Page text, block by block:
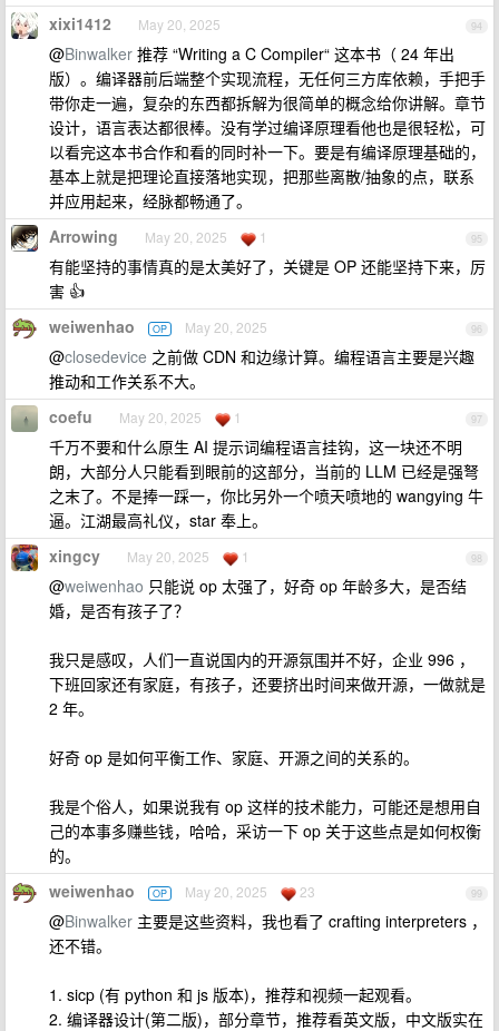
94
xixi1412 May 20, 2025
@Binwalker 推荐 “Writing a C Compiler“ 这本书（ 24 年出
版）。编译器前后端整个实现流程，无任何三方库依赖，手把手
带你走一遍，复杂的东西都拆解为很简单的概念给你讲解。章节
设计，语言表达都很棒。没有学过编译原理看他也是很轻松，可
以看完这本书合作和看的同时补一下。要是有编译原理基础的，
基本上就是把理论直接落地实现，把那些离散/抽象的点，联系
并应用起来，经脉都畅通了。
95
Arrowing May 20, 2025 1
有能坚持的事情真的是太美好了，关键是 OP 还能坚持下来，厉
害 👍
96
weiwenhao OP May 20, 2025
@closedevice 之前做 CDN 和边缘计算。编程语言主要是兴趣
推动和工作关系不大。
97
coefu May 20, 2025 1
千万不要和什么原生 AI 提示词编程语言挂钩，这一块还不明
朗，大部分人只能看到眼前的这部分，当前的 LLM 已经是强弩
之末了。不是捧一踩一，你比另外一个喷天喷地的 wangying 牛
逼。江湖最高礼仪，star 奉上。
98
xingcy May 20, 2025 1
@weiwenhao 只能说 op 太强了，好奇 op 年龄多大，是否结
婚，是否有孩子了？
我只是感叹，人们一直说国内的开源氛围并不好，企业 996 ，
下班回家还有家庭，有孩子，还要挤出时间来做开源，一做就是
2 年。
好奇 op 是如何平衡工作、家庭、开源之间的关系的。
我是个俗人，如果说我有 op 这样的技术能力，可能还是想用自
己的本事多赚些钱，哈哈，采访一下 op 关于这些点是如何权衡
的。
99
weiwenhao OP May 20, 2025 23
@Binwalker 主要是这些资料，我也看了 crafting interpreters ，
还不错。
1. sicp (有 python 和 js 版本)，推荐和视频一起观看。
2. 编译器设计(第二版)，部分章节，推荐看英文版，中文版实在